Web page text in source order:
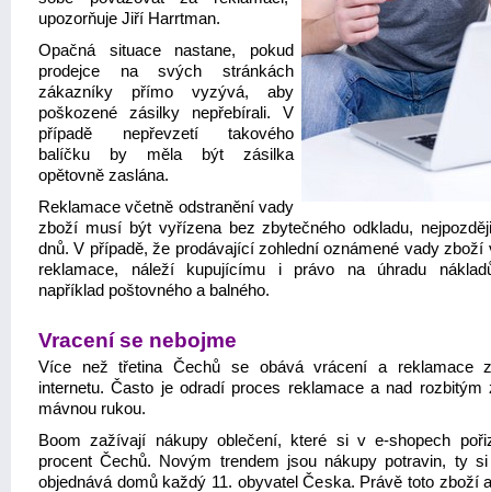
upozorňuje Jiří Harrtman.
Opačná situace nastane, pokud
prodejce na svých stránkách
zákazníky přímo vyzývá, aby
poškozené zásilky nepřebírali. V
případě nepřevzetí takového
balíčku by měla být zásilka
opětovně zaslána.
Reklamace včetně odstranění vady
zboží musí být vyřízena bez zbytečného odkladu,
dnů. V případě, že prodávající zohlední oznámené vady zboží
reklamace, náleží kupujícímu i právo na úhradu
například poštovného a balného.
Vracení se nebojme
Více než třetina Čechů se obává vrácení a reklamace
internetu. Často je odradí proces reklamace a nad rozbitým
mávnou rukou.
Boom zažívají nákupy oblečení, které si v e-shopech
procent Čechů. Novým trendem jsou nákupy potravin, ty si
objednává domů každý 11. obyvatel Česka. Právě toto zboží